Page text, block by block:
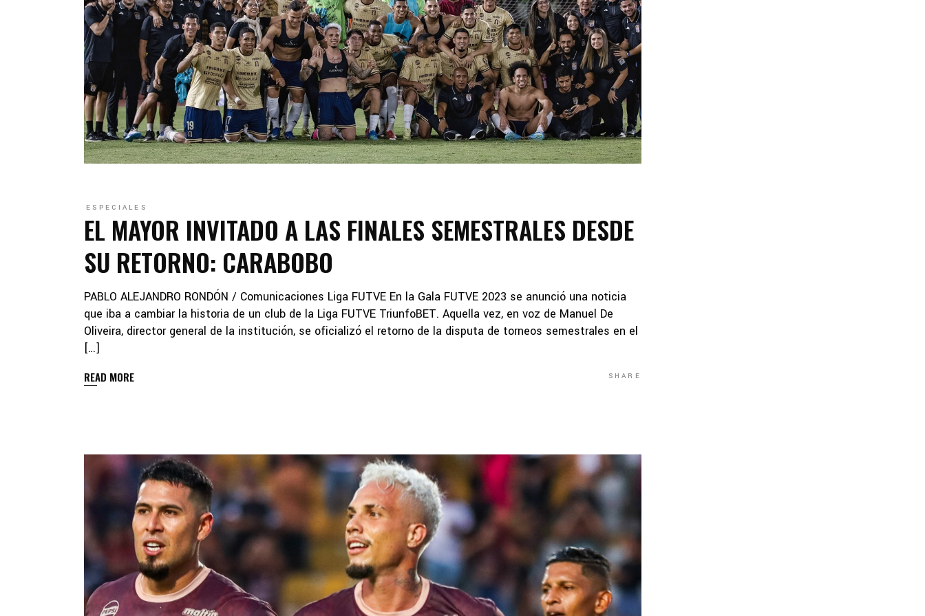
ESPECIALES
EL MAYOR INVITADO A LAS FINALES SEMESTRALES DESDE
SU RETORNO: CARABOBO
PABLO ALEJANDRO RONDÓN / Comunicaciones Liga FUTVE En la Gala FUTVE 2023 se anunció una noticia
que iba a cambiar la historia de un club de la Liga FUTVE TriunfoBET. Aquella vez, en voz de Manuel De
Oliveira, director general de la institución, se oficializó el retorno de la disputa de torneos semestrales en el
[…]
READ MORE SHARE